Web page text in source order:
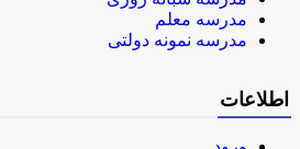
مدرسه معلم
مدرسه نمونه دولتی
اطلاعات